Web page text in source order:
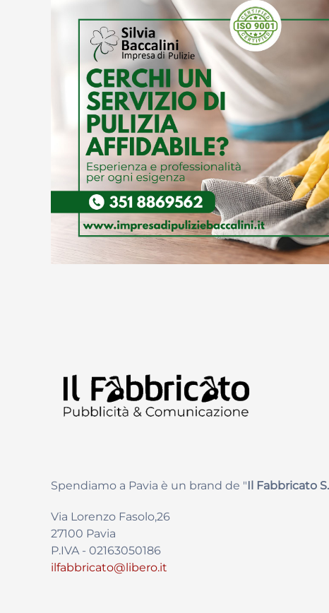
Spendiamo a Pavia è un brand de " Il Fabbricato
Via Lorenzo Fasolo,26
27100 Pavia
P.IVA - 02163050186
ilfabbricato@libero.it